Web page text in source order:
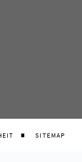
SITEMAP